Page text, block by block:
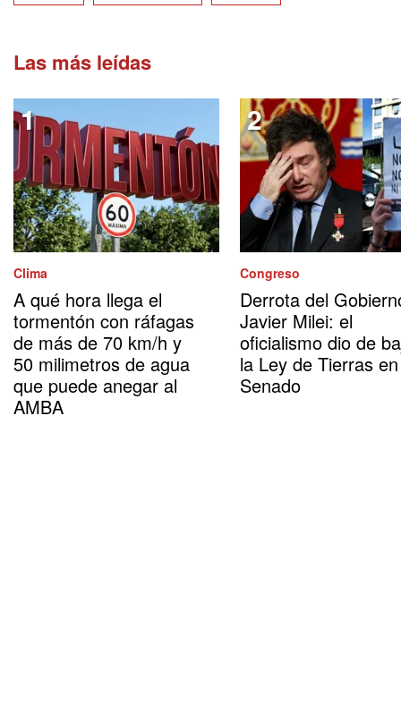
Las más leídas
Clima
A qué hora llega el
tormentón con ráfagas
de más de 70 km/h y
50 milimetros de agua
que puede anegar al
AMBA
Congreso
Derrota del
Javier Milei: el
oficialismo dio de
la Ley de Tierras
Senado